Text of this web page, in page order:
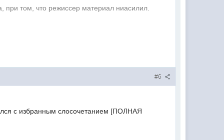
при том, что режиссер материал ниасилил.
#6
с избранным слосочетанием [ПОЛНАЯ